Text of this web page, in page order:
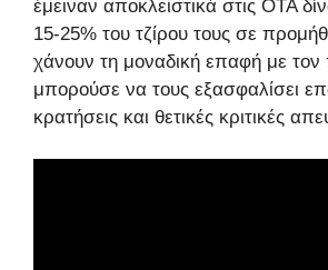
έμειναν αποκλειστικά στις OTA
15-25% του τζίρου τους σε
χάνουν τη μοναδική επαφή με
μπορούσε να τους εξασφαλίσει
κρατήσεις και θετικές κριτικές